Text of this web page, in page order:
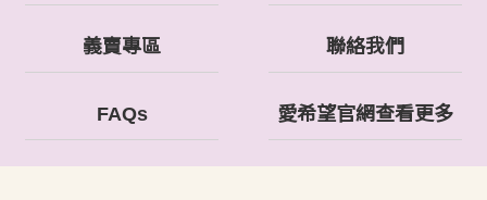
義賣專區 聯絡我們
FAQs 愛希望官網查看更多